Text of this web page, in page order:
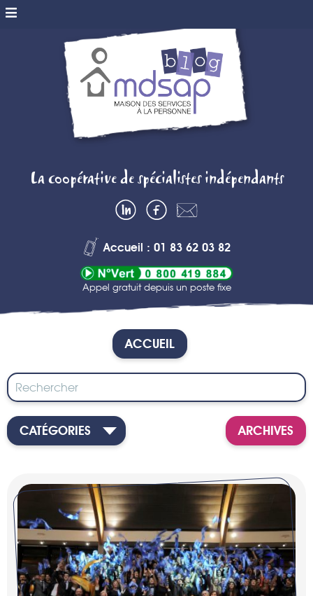
MDSAP BLOG
– MAISON DES
SERVICES A
LA PERSONNE
La coopérative de spécialistes indépendants
nous
Accueil : 01 83 62 03 82
Appel gratuit depuis un poste fixe
ACCUEIL
CATÉGORIES ARCHIVES